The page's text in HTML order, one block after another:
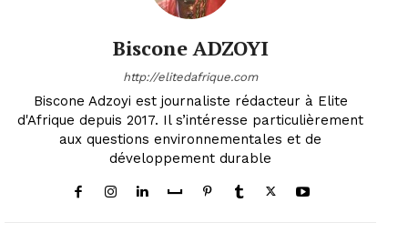
Biscone ADZOYI
http://elitedafrique.com
Biscone Adzoyi est journaliste rédacteur à Elite
d'Afrique depuis 2017. Il s’intéresse particulièrement
aux questions environnementales et de
développement durable